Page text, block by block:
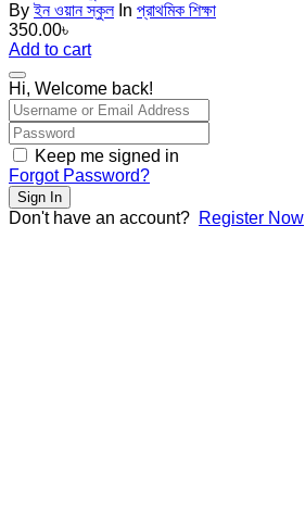
Byইন ওয়ান স্কুলIn প্রাথমিক শিক্ষা
350.00৳
Add to cart
Hi, Welcome back!
Keep me signed in
Forgot Password?
Sign In
Don't have an account? Register Now